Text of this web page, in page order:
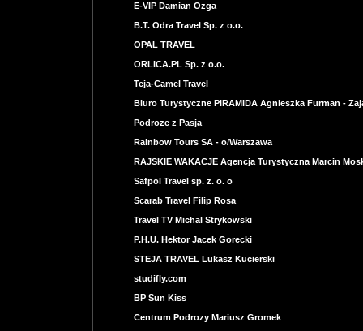
E-VIP Damian Ozga
B.T. Odra Travel Sp. z o.o.
OPAL TRAVEL
ORLICA.PL Sp. z o.o.
Teja-Camel Travel
Biuro Turystyczne PIRAMIDA Agnieszka Furman -
Podroze z Pasja
Rainbow Tours SA - o/Warszawa
RAJSKIE WAKACJE Agencja Turystyczna Marcin
Safpol Travel sp. z. o. o
Scarab Travel Filip Rosa
Travel TV Michal Strykowski
P.H.U. Hektor Jacek Gorecki
STEJA TRAVEL Lukasz Kucierski
studifly.com
BP Sun Kiss
Centrum Podrozy Mariusz Gromek